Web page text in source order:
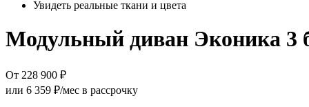
Увидеть реальные ткани и цвета
Модульный диван Эконика 3
От 228 900 ₽
или 6 359 ₽/мес в рассрочку